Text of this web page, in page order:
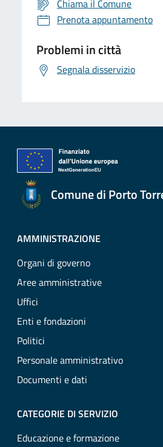
Chiama il Comune
Prenota appuntamento
Problemi in città
Segnala disservizio
Comune di Porto
AMMINISTRAZIONE
Organi di governo
Aree amministrative
Uffici
Enti e fondazioni
Politici
Personale amministrativo
Documenti e dati
CATEGORIE DI SERVIZIO
Educazione e formazione